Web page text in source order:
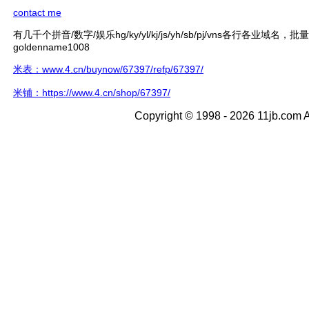
contact me
有几千个拼音/数字/娱乐hg/ky/yl/kj/js/yh/sb/pj/vns各行各业域名，批
goldenname1008
米表：www.4.cn/buynow/67397/refp/67397/
米铺：https://www.4.cn/shop/67397/
Copyright © 1998 - 2026 11jb.com